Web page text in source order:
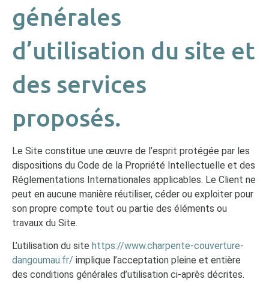
générales
d’utilisation du site et
des services
proposés.
Le Site constitue une œuvre de l’esprit protégée par les
dispositions du Code de la Propriété Intellectuelle et des
Réglementations Internationales applicables. Le Client ne
peut en aucune manière réutiliser, céder ou exploiter pour
son propre compte tout ou partie des éléments ou
travaux du Site.
L’utilisation du site https://www.charpente-couverture-
dangoumau.fr/ implique l’acceptation pleine et entière
des conditions générales d’utilisation ci-après décrites.